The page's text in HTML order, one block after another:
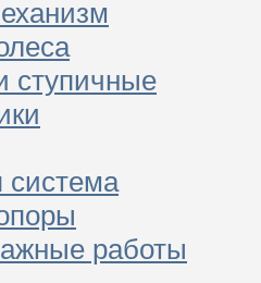
ступичные
система
работы